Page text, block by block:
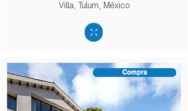
Villa, Tulum, México
Compra